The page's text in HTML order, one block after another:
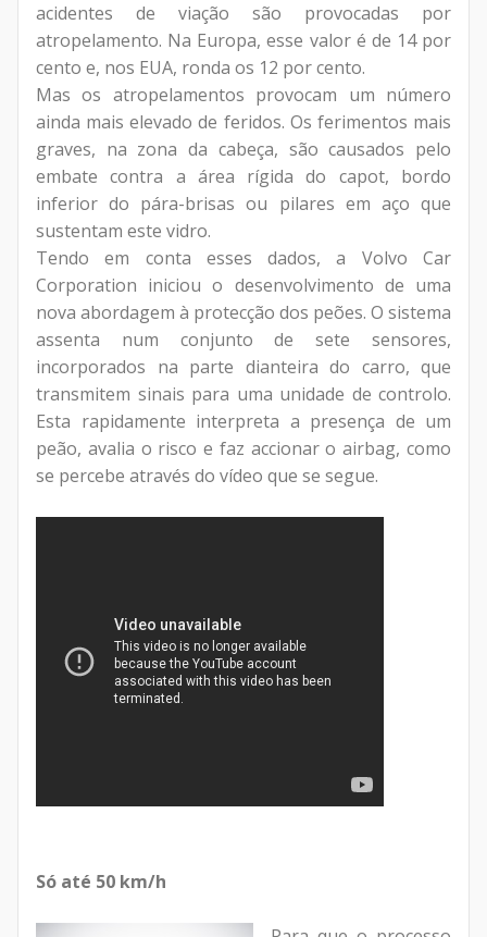
acidentes de viação são provocadas por
atropelamento. Na Europa, esse valor é de 14 por
cento e, nos EUA, ronda os 12 por cento.
Mas os atropelamentos provocam um número
ainda mais elevado de feridos. Os ferimentos mais
graves, na zona da cabeça, são causados pelo
embate contra a área rígida do capot, bordo
inferior do pára-brisas ou pilares em aço que
sustentam este vidro.
Tendo em conta esses dados, a Volvo Car
Corporation iniciou o desenvolvimento de uma
nova abordagem à protecção dos peões. O sistema
assenta num conjunto de sete sensores,
incorporados na parte dianteira do carro, que
transmitem sinais para uma unidade de controlo.
Esta rapidamente interpreta a presença de um
peão, avalia o risco e faz accionar o airbag, como
se percebe através do vídeo que se segue.
Só até 50 km/h